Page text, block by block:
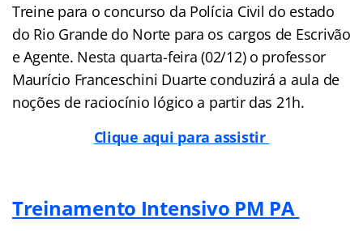
Treine para o concurso da Polícia Civil do estado
do Rio Grande do Norte para os cargos de Escrivão
e Agente. Nesta quarta-feira (02/12) o professor
Maurício Franceschini Duarte conduzirá a aula de
noções de raciocínio lógico a partir das 21h.
Clique aqui para assistir
Treinamento Intensivo PM PA